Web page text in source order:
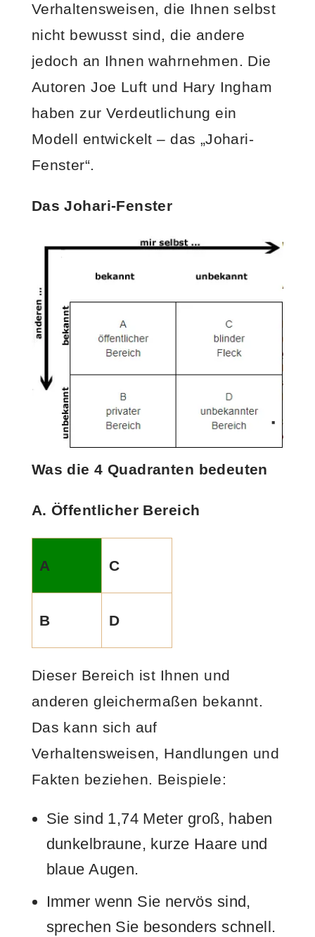
Verhaltensweisen, die Ihnen selbst
nicht bewusst sind, die andere
jedoch an Ihnen wahrnehmen. Die
Autoren Joe Luft und Hary Ingham
haben zur Verdeutlichung ein
Modell entwickelt – das „Johari-
Fenster“.
Das Johari-Fenster
Was die 4 Quadranten bedeuten
A. Öffentlicher Bereich
A C
B D
Dieser Bereich ist Ihnen und
anderen gleichermaßen bekannt.
Das kann sich auf
Verhaltensweisen, Handlungen und
Fakten beziehen. Beispiele:
Sie sind 1,74 Meter groß, haben
dunkelbraune, kurze Haare und
blaue Augen.
Immer wenn Sie nervös sind,
sprechen Sie besonders schnell.